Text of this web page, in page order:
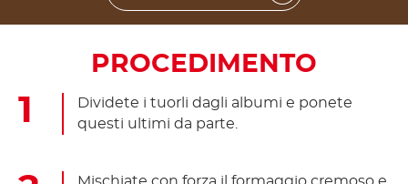
PROCEDIMENTO
Dividete i tuorli dagli albumi e ponete
questi ultimi da parte.